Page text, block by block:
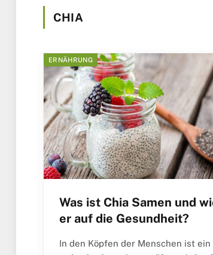
CHIA
ERNÄHRUNG
Was ist Chia Samen und
er auf die Gesundheit?
In den Köpfen der Menschen ist ein